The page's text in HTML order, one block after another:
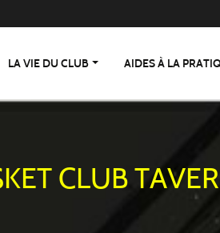
LA VIE DU CLUB AIDES À LA
CLUB